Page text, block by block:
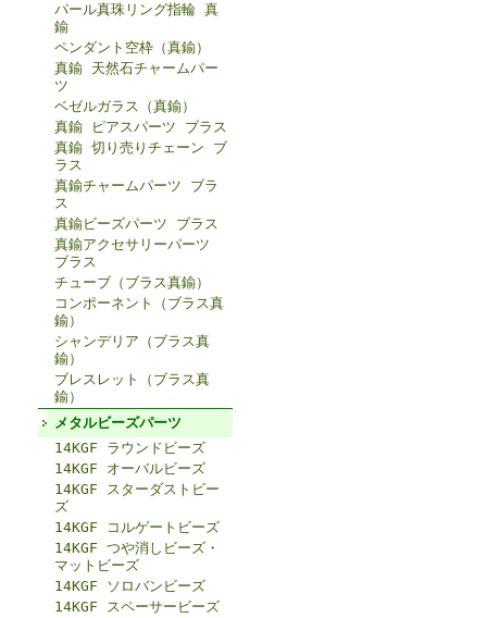
パール真珠リング指輪 真
鍮
ペンダント空枠（真鍮）
真鍮 天然石チャームパー
ツ
ベゼルガラス（真鍮）
真鍮 ピアスパーツ ブラス
真鍮 切り売りチェーン ブ
ラス
真鍮チャームパーツ ブラ
ス
真鍮ビーズパーツ ブラス
真鍮アクセサリーパーツ
ブラス
チューブ（ブラス真鍮）
コンポーネント（ブラス真
鍮）
シャンデリア（ブラス真
鍮）
ブレスレット（ブラス真
鍮）
メタルビーズパーツ
14KGF ラウンドビーズ
14KGF オーバルビーズ
14KGF スターダストビー
ズ
14KGF コルゲートビーズ
14KGF つや消しビーズ・
マットビーズ
14KGF ソロバンビーズ
14KGF スペーサービーズ